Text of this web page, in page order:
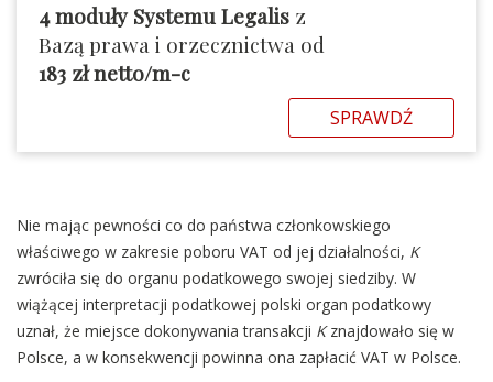
4moduły Systemu Legalis z
Bazą prawa i orzecznictwa od
183 zł netto/m-c
SPRAWDŹ
Nie mając pewności co do państwa członkowskiego
właściwego w zakresie poboru VAT od jej działalności, K
zwróciła się do organu podatkowego swojej siedziby. W
wiążącej interpretacji podatkowej polski organ podatkowy
uznał, że miejsce dokonywania transakcji Kznajdowało się w
Polsce, a w konsekwencji powinna ona zapłacić VAT w Polsce.